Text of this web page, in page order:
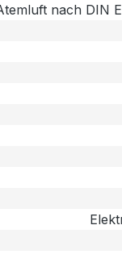
nach DIN